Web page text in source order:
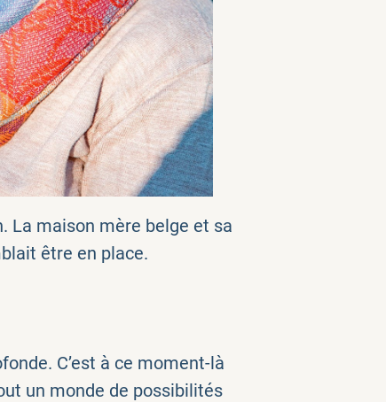
La maison mère belge et sa
être en place.
C’est à ce moment-là
un monde de possibilités